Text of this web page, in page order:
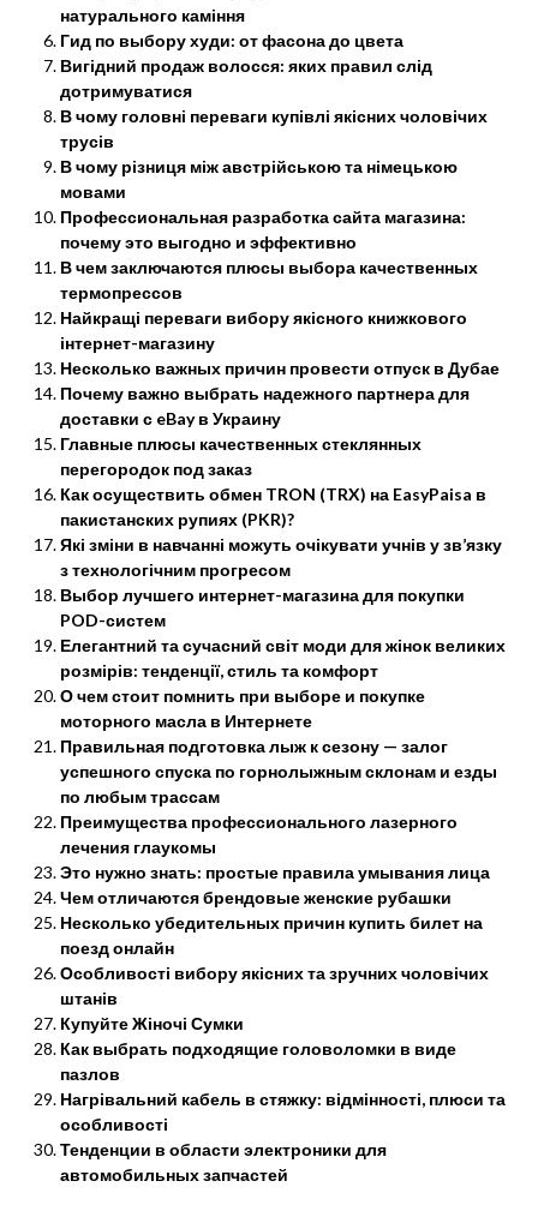
натурального каміння
Гид по выбору худи: от фасона до цвета
Вигідний продаж волосся: яких правил слід
дотримуватися
В чому головні переваги купівлі якісних чоловічих
трусів
В чому різниця між австрійською та німецькою
мовами
Профессиональная разработка сайта магазина:
почему это выгодно и эффективно
В чем заключаются плюсы выбора качественных
термопрессов
Найкращі переваги вибору якісного книжкового
інтернет-магазину
Несколько важных причин провести отпуск в Дубае
Почему важно выбрать надежного партнера для
доставки с eBay в Украину
Главные плюсы качественных стеклянных
перегородок под заказ
Как осуществить обмен TRON (TRX) на EasyPaisa в
пакистанских рупиях (PKR)?
Які зміни в навчанні можуть очікувати учнів у зв’язку
з технологічним прогресом
Выбор лучшего интернет-магазина для покупки
POD-систем
Елегантний та сучасний світ моди для жінок великих
розмірів: тенденції, стиль та комфорт
О чем стоит помнить при выборе и покупке
моторного масла в Интернете
Правильная подготовка лыж к сезону — залог
успешного спуска по горнолыжным склонам и езды
по любым трассам
Преимущества профессионального лазерного
лечения глаукомы
Это нужно знать: простые правила умывания лица
Чем отличаются брендовые женские рубашки
Несколько убедительных причин купить билет на
поезд онлайн
Особливості вибору якісних та зручних чоловічих
штанів
Купуйте Жіночі Сумки
Как выбрать подходящие головоломки в виде
пазлов
Нагрівальний кабель в стяжку: відмінності, плюси та
особливості
Тенденции в области электроники для
автомобильных запчастей